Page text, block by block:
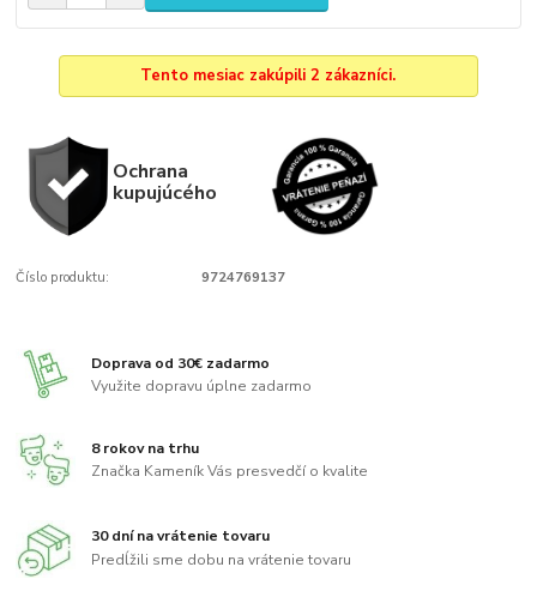
Tento mesiac zakúpili 2 zákazníci.
Ochrana
kupujúcého
Číslo produktu: 9724769137
Doprava od 30€ zadarmo
Využite dopravu úplne zadarmo
8 rokov na trhu
Značka Kameník Vás presvedčí o kvalite
30 dní na vrátenie tovaru
Predĺžili sme dobu na vrátenie tovaru